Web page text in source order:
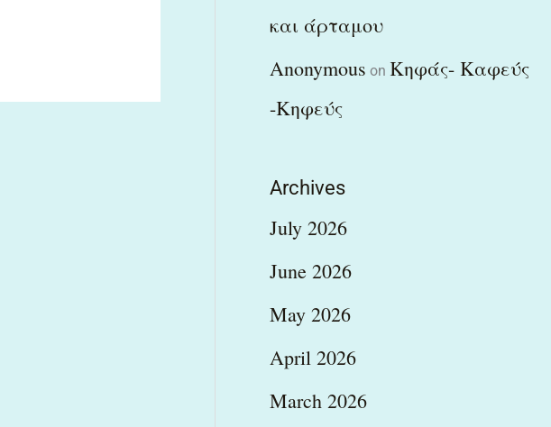
και άρταμου
Anonymous on Κηφάς- Καφεύς
-Κηφεύς
Archives
July 2026
June 2026
May 2026
April 2026
March 2026